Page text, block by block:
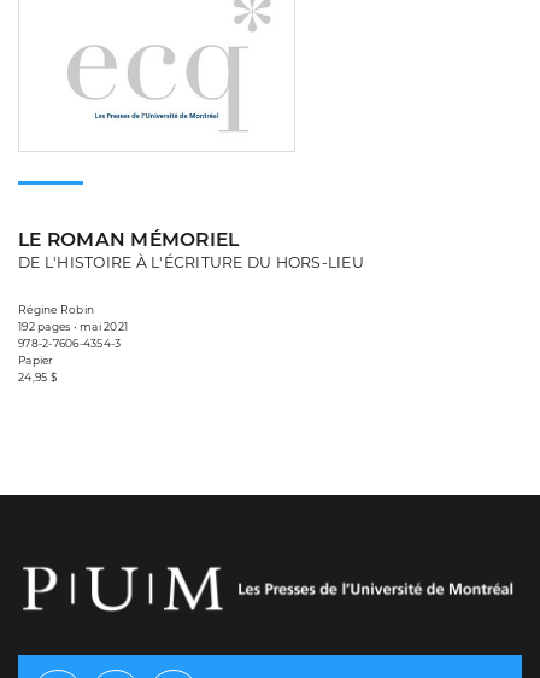
LE ROMAN MÉMORIEL
DE L'HISTOIRE À L'ÉCRITURE DU HORS-LIEU
Régine Robin
192 pages • mai 2021
978-2-7606-4354-3
Papier
24,95 $